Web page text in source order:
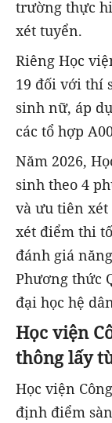
trường thực
xét tuyển.
Riêng Học
19 đối với thí
sinh nữ, áp
các tổ hợp
Năm 2026,
sinh theo 4
và ưu tiên xét
xét điểm thi
đánh giá
Phương thức
đại học hệ
Học viện
thông lấy
Học viện
định điểm